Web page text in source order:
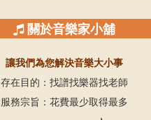
關於音樂家小舖
讓我們為您解決音樂大小事
存在目的：找譜找樂器找老師
服務宗旨：花費最少取得最多